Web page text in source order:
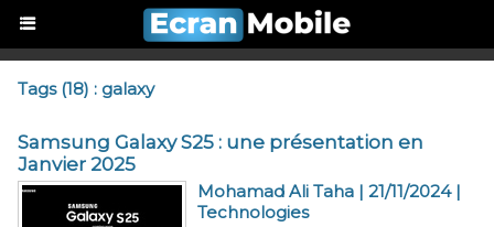
Tags (18) : galaxy
Samsung Galaxy S25 : une présentation en
Janvier 2025
Mohamad Ali Taha | 21/11/2024|
Technologies